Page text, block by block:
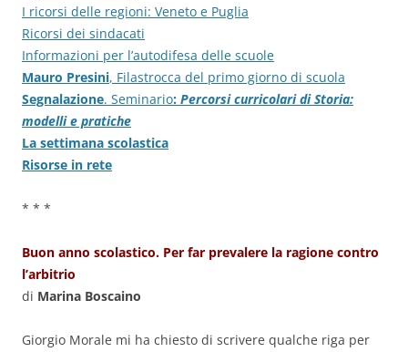
I ricorsi delle regioni: Veneto e Puglia
Ricorsi dei sindacati
Informazioni per l’autodifesa delle scuole
Mauro Presini, Filastrocca del primo giorno di scuola
Segnalazione. Seminario: Percorsi curricolari di Storia:
modelli e pratiche
La settimana scolastica
Risorse in rete
* * *
Buon anno scolastico. Per far prevalere la ragione contro
l’arbitrio
di Marina Boscaino
Giorgio Morale mi ha chiesto di scrivere qualche riga per